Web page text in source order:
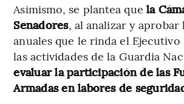
Asimismo, se plantea que la
Senadores, al analizar y
anuales que le rinda el Ejecutivo
las actividades de la Guardia
evaluar la participación de las
Armadas en labores de